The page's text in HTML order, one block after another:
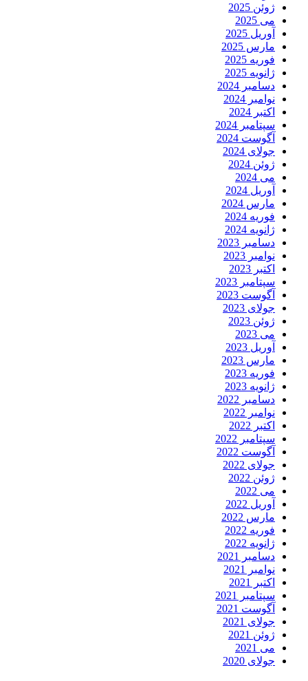
ژوئن 2025
می 2025
آوریل 2025
مارس 2025
فوریه 2025
ژانویه 2025
دسامبر 2024
نوامبر 2024
اکتبر 2024
سپتامبر 2024
آگوست 2024
جولای 2024
ژوئن 2024
می 2024
آوریل 2024
مارس 2024
فوریه 2024
ژانویه 2024
دسامبر 2023
نوامبر 2023
اکتبر 2023
سپتامبر 2023
آگوست 2023
جولای 2023
ژوئن 2023
می 2023
آوریل 2023
مارس 2023
فوریه 2023
ژانویه 2023
دسامبر 2022
نوامبر 2022
اکتبر 2022
سپتامبر 2022
آگوست 2022
جولای 2022
ژوئن 2022
می 2022
آوریل 2022
مارس 2022
فوریه 2022
ژانویه 2022
دسامبر 2021
نوامبر 2021
اکتبر 2021
سپتامبر 2021
آگوست 2021
جولای 2021
ژوئن 2021
می 2021
جولای 2020